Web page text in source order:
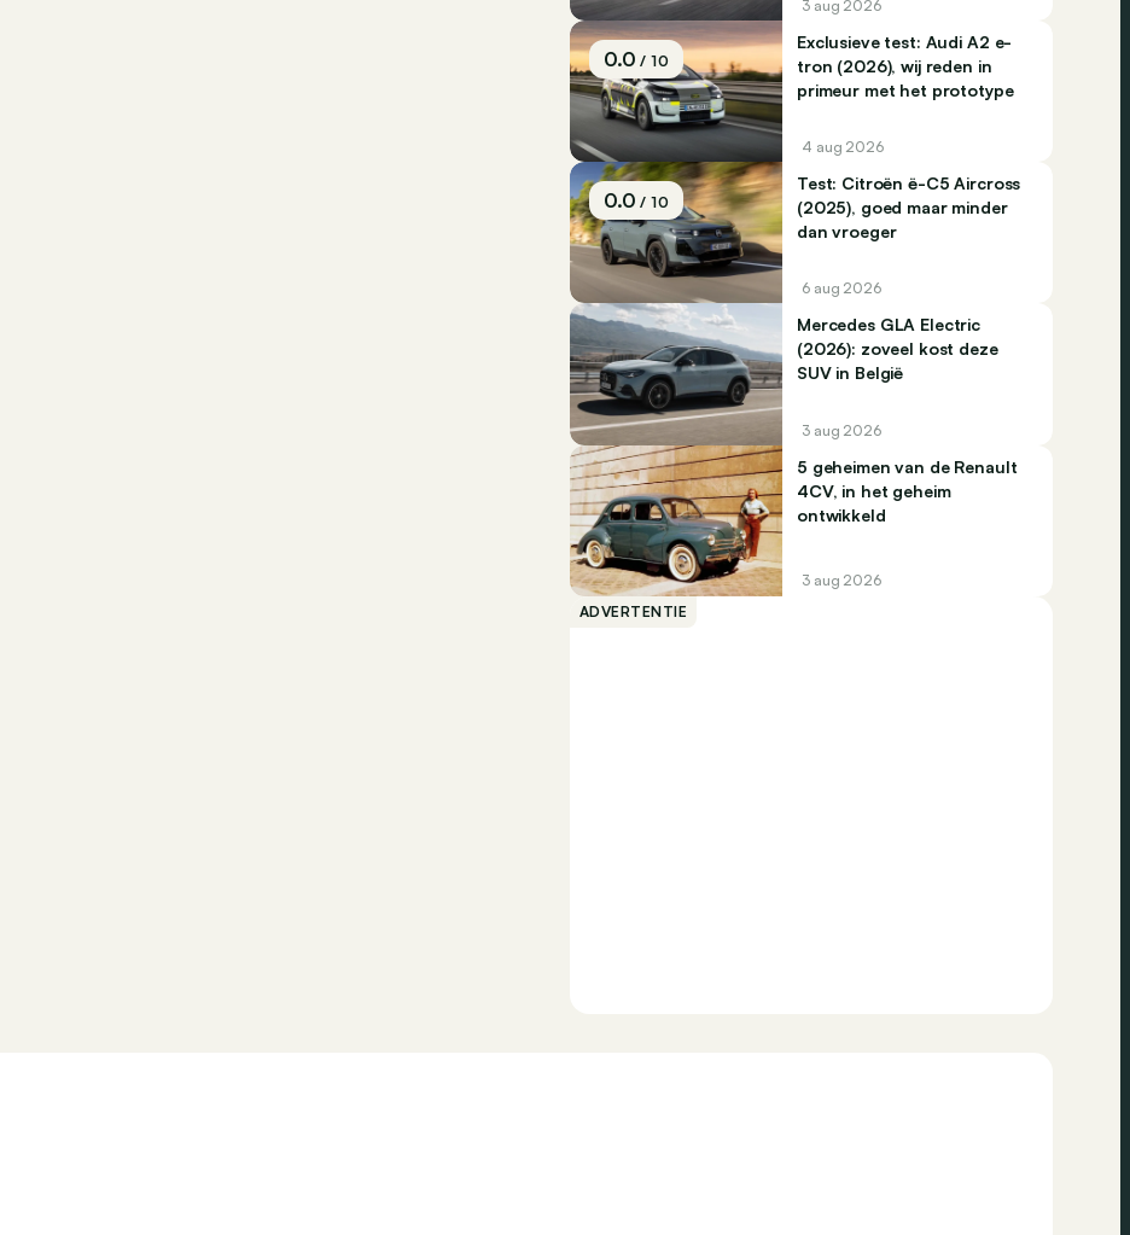
3 aug 2026
0.0/ 10
Exclusieve test: Audi A2 e-
tron (2026), wij reden in
primeur met het prototype
4 aug 2026
0.0/ 10
Test: Citroën ë-C5 Aircross
(2025), goed maar minder
dan vroeger
6 aug 2026
Mercedes GLA Electric
(2026): zoveel kost deze
SUV in België
3 aug 2026
5 geheimen van de Renault
4CV, in het geheim
ontwikkeld
3 aug 2026
ADVERTENTIE